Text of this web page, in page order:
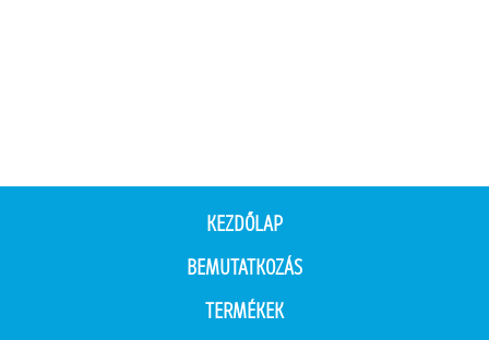
KEZDŐLAP
BEMUTATKOZÁS
TERMÉKEK